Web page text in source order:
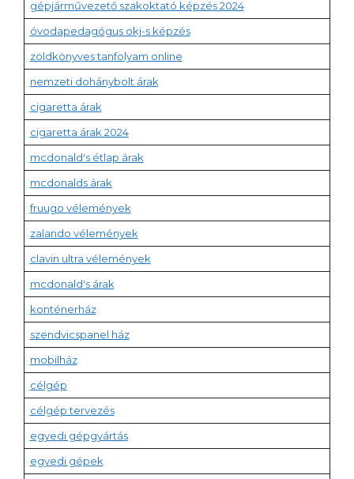
gépjárművezető szakoktató képzés 2024
óvodapedagógus okj-s képzés
zöldkönyves tanfolyam online
nemzeti dohánybolt árak
cigaretta árak
cigaretta árak 2024
mcdonald's étlap árak
mcdonalds árak
fruugo vélemények
zalando vélemények
clavin ultra vélemények
mcdonald's árak
konténerház
szendvicspanel ház
mobilház
célgép
célgép tervezés
egyedi gépgyártás
egyedi gépek